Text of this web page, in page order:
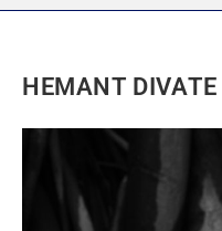
HEMANT DIVATE